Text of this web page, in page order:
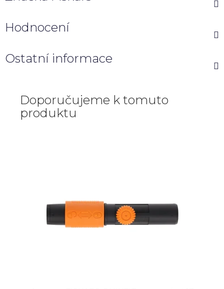
Hodnocení
Ostatní informace
Doporučujeme k tomuto
produktu